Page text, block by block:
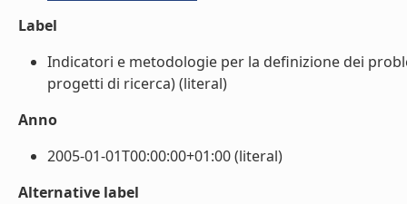
Label
Indicatori e metodologie per la definizione dei
progetti di ricerca) (literal)
Anno
2005-01-01T00:00:00+01:00 (literal)
Alternative label